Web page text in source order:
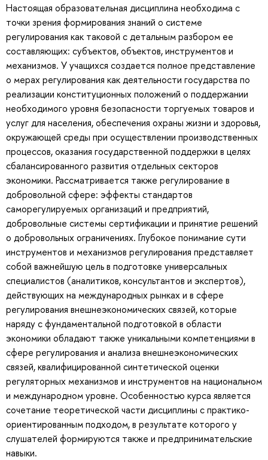
Настоящая образовательная дисциплина необходима с
точки зрения формирования знаний о системе
регулирования как таковой с детальным разбором ее
составляющих: субъектов, объектов, инструментов и
механизмов. У учащихся создается полное представление
о мерах регулирования как деятельности государства по
реализации конституционных положений о поддержании
необходимого уровня безопасности торгуемых товаров и
услуг для населения, обеспечения охраны жизни и здоровья,
окружающей среды при осуществлении производственных
процессов, оказания государственной поддержки в целях
сбалансированного развития отдельных секторов
экономики. Рассматривается также регулирование в
добровольной сфере: эффекты стандартов
саморегулируемых организаций и предприятий,
добровольные системы сертификации и принятие решений
о добровольных ограничениях. Глубокое понимание сути
инструментов и механизмов регулирования представляет
собой важнейшую цель в подготовке универсальных
специалистов (аналитиков, консультантов и экспертов),
действующих на международных рынках и в сфере
регулирования внешнеэкономических связей, которые
наряду с фундаментальной подготовкой в области
экономики обладают также уникальными компетенциями в
сфере регулирования и анализа внешнеэкономических
связей, квалифицированной синтетической оценки
регуляторных механизмов и инструментов на национальном
и международном уровне. Особенностью курса является
сочетание теоретической части дисциплины с практико-
ориентированным подходом, в результате которого у
слушателей формируются также и предпринимательские
навыки.